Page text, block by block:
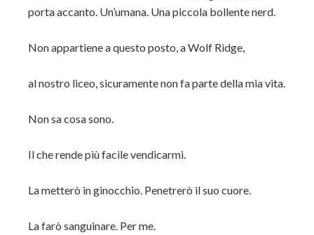
porta accanto. Un’umana. Una piccola bollente nerd.
Non appartiene a questo posto, a Wolf Ridge,
al nostro liceo, sicuramente non fa parte della mia vita.
Non sa cosa sono.
Il che rende più facile vendicarmi.
La metterò in ginocchio. Penetrerò il suo cuore.
La farò sanguinare. Per me.